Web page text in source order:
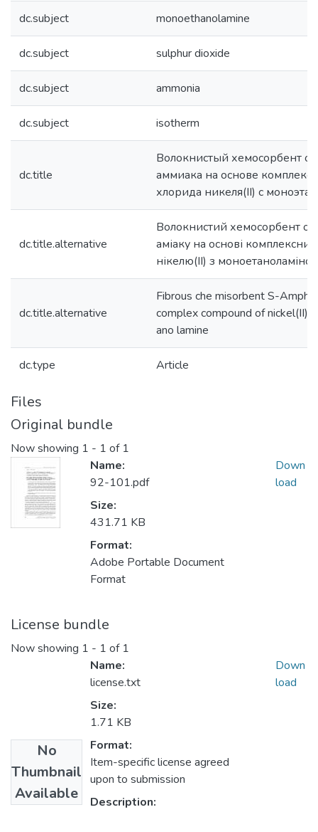
dc.subject monoethanolamine
dc.subject sulphur dioxide
dc.subject ammonia
dc.subject isotherm
dc.title
Волокнистый хемосорбент
аммиака на основе
хлорида никеля(II) с
dc.title.alternative
Волокнистий хемосорбент
аміаку на основі
нікелю(ІІ) з
dc.title.alternative
Fibrous che misorbent S-
complex compound of nickel(II)
ano lamine
dc.type Article
Files
Original bundle
Now showing 1 - 1 of 1
Name:
92-101.pdf
Size:
431.71 KB
Format:
Adobe Portable Document
Format
Down
load
License bundle
Now showing 1 - 1 of 1
No
Thumbnail
Available
Name:
license.txt
Size:
1.71 KB
Format:
Item-specific license agreed
upon to submission
Description:
Down
load